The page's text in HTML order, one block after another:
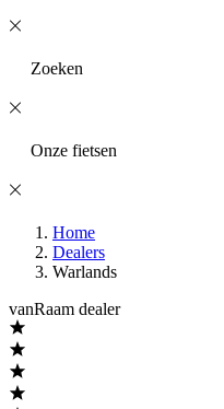
Zoeken
Onze fietsen
Home
Dealers
Warlands
vanRaam dealer